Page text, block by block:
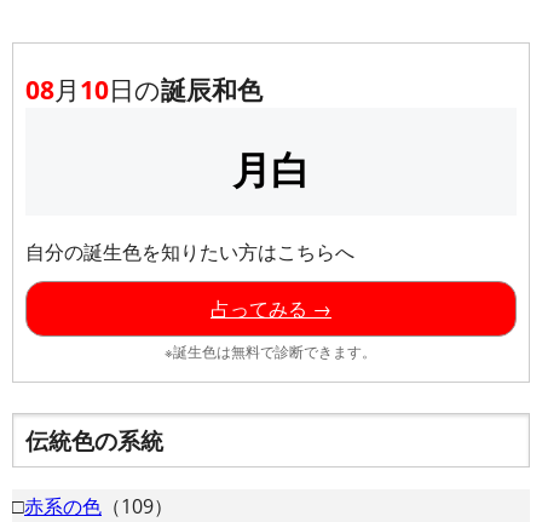
08月10日の誕辰和色
月白
自分の誕生色を知りたい方はこちらへ
占ってみる →
※誕生色は無料で診断できます。
伝統色の系統
□赤系の色 （109）